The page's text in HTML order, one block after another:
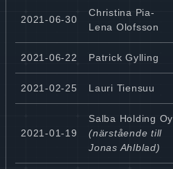
2021-06-30
Christina Pia-
Lena Olofsson
2021-06-22 Patrick Gylling
2021-02-25 Lauri Tiensuu
2021-01-19
Salba Holding Oy
(närstående till
Jonas Ahlblad)